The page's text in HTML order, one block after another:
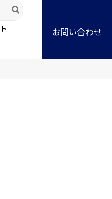
お問い合わせ